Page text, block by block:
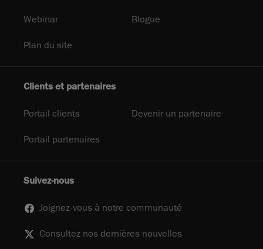
Webinar Blogue
Plan du site
Clients et partenaires
Portail clients Devenir un partenaire
Portail partenaires
Suivez-nous
Joignez-vous à notre communauté
Consultez nos dernières nouvelles